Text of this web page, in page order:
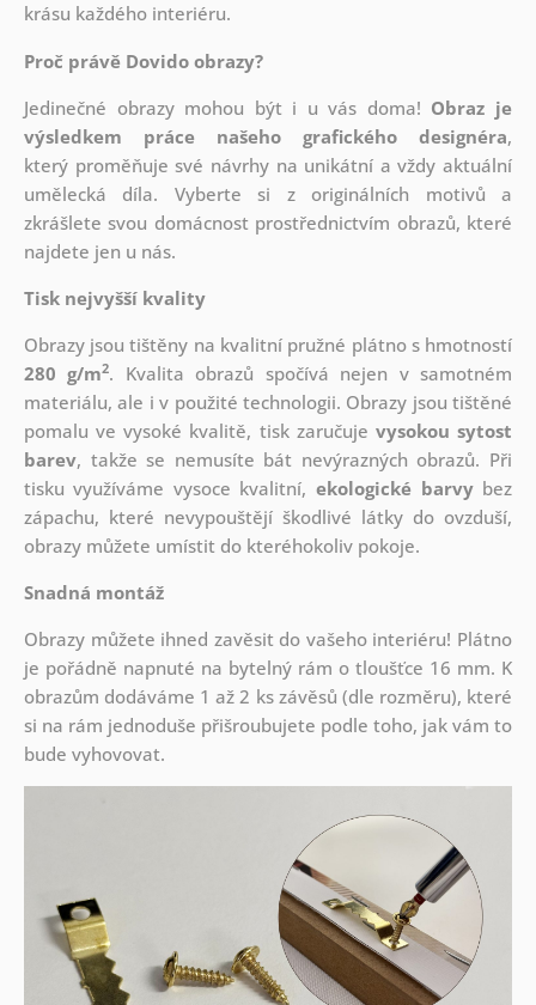
krásu každého interiéru.
Proč právě Dovido obrazy?
Jedinečné obrazy mohou být i u vás doma! Obraz je
výsledkem práce našeho grafického designéra,
který proměňuje své návrhy na unikátní a vždy aktuální
umělecká díla. Vyberte si z originálních motivů a
zkrášlete svou domácnost prostřednictvím obrazů, které
najdete jen u nás.
Tisk nejvyšší kvality
Obrazy jsou tištěny na kvalitní pružné plátno s hmotností
280 g/m2. Kvalita obrazů spočívá nejen v samotném
materiálu, ale i v použité technologii. Obrazy jsou tištěné
pomalu ve vysoké kvalitě, tisk zaručuje vysokou sytost
barev, takže se nemusíte bát nevýrazných obrazů. Při
tisku využíváme vysoce kvalitní,ekologické barvybez
zápachu, které nevypouštějí škodlivé látky do ovzduší,
obrazy můžete umístit do kteréhokoliv pokoje.
Snadná montáž
Obrazy můžete ihned zavěsit do vašeho interiéru! Plátno
je pořádně napnuté na bytelný rám o tloušťce 16 mm. K
obrazům dodáváme 1 až 2 ks závěsů (dle rozměru), které
si na rám jednoduše přišroubujete podle toho, jak vám to
bude vyhovovat.